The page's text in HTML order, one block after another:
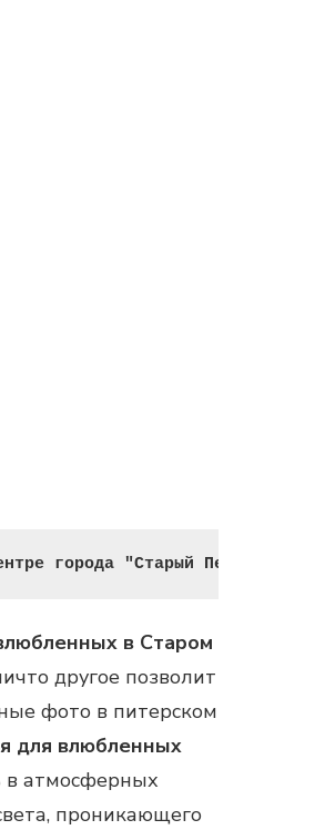
города "Старый Петербруг"
в Старом
другое позволит
фото в питерском
для влюбленных
в атмосферных
проникающего